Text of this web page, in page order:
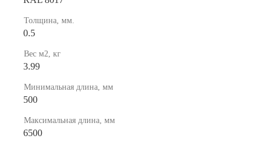
Толщина, мм.
0.5
Вес м2, кг
3.99
Минимальная длина, мм
500
Максимальная длина, мм
6500